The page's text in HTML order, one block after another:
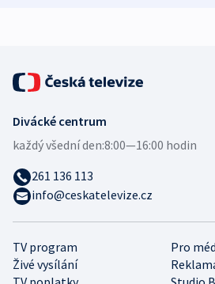
TV program
Pro
Živé vysílání
Divácké centrum
každý všední den:8:00—16:00 hodin
261 136 113
info@ceskatelevize.cz